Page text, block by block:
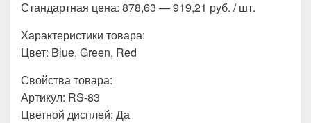
Стандартная цена: 878,63 — 919,21 руб. / шт.
Характеристики товара:
Цвет: Blue, Green, Red
Свойства товара:
Артикул: RS-83
Цветной дисплей: Да